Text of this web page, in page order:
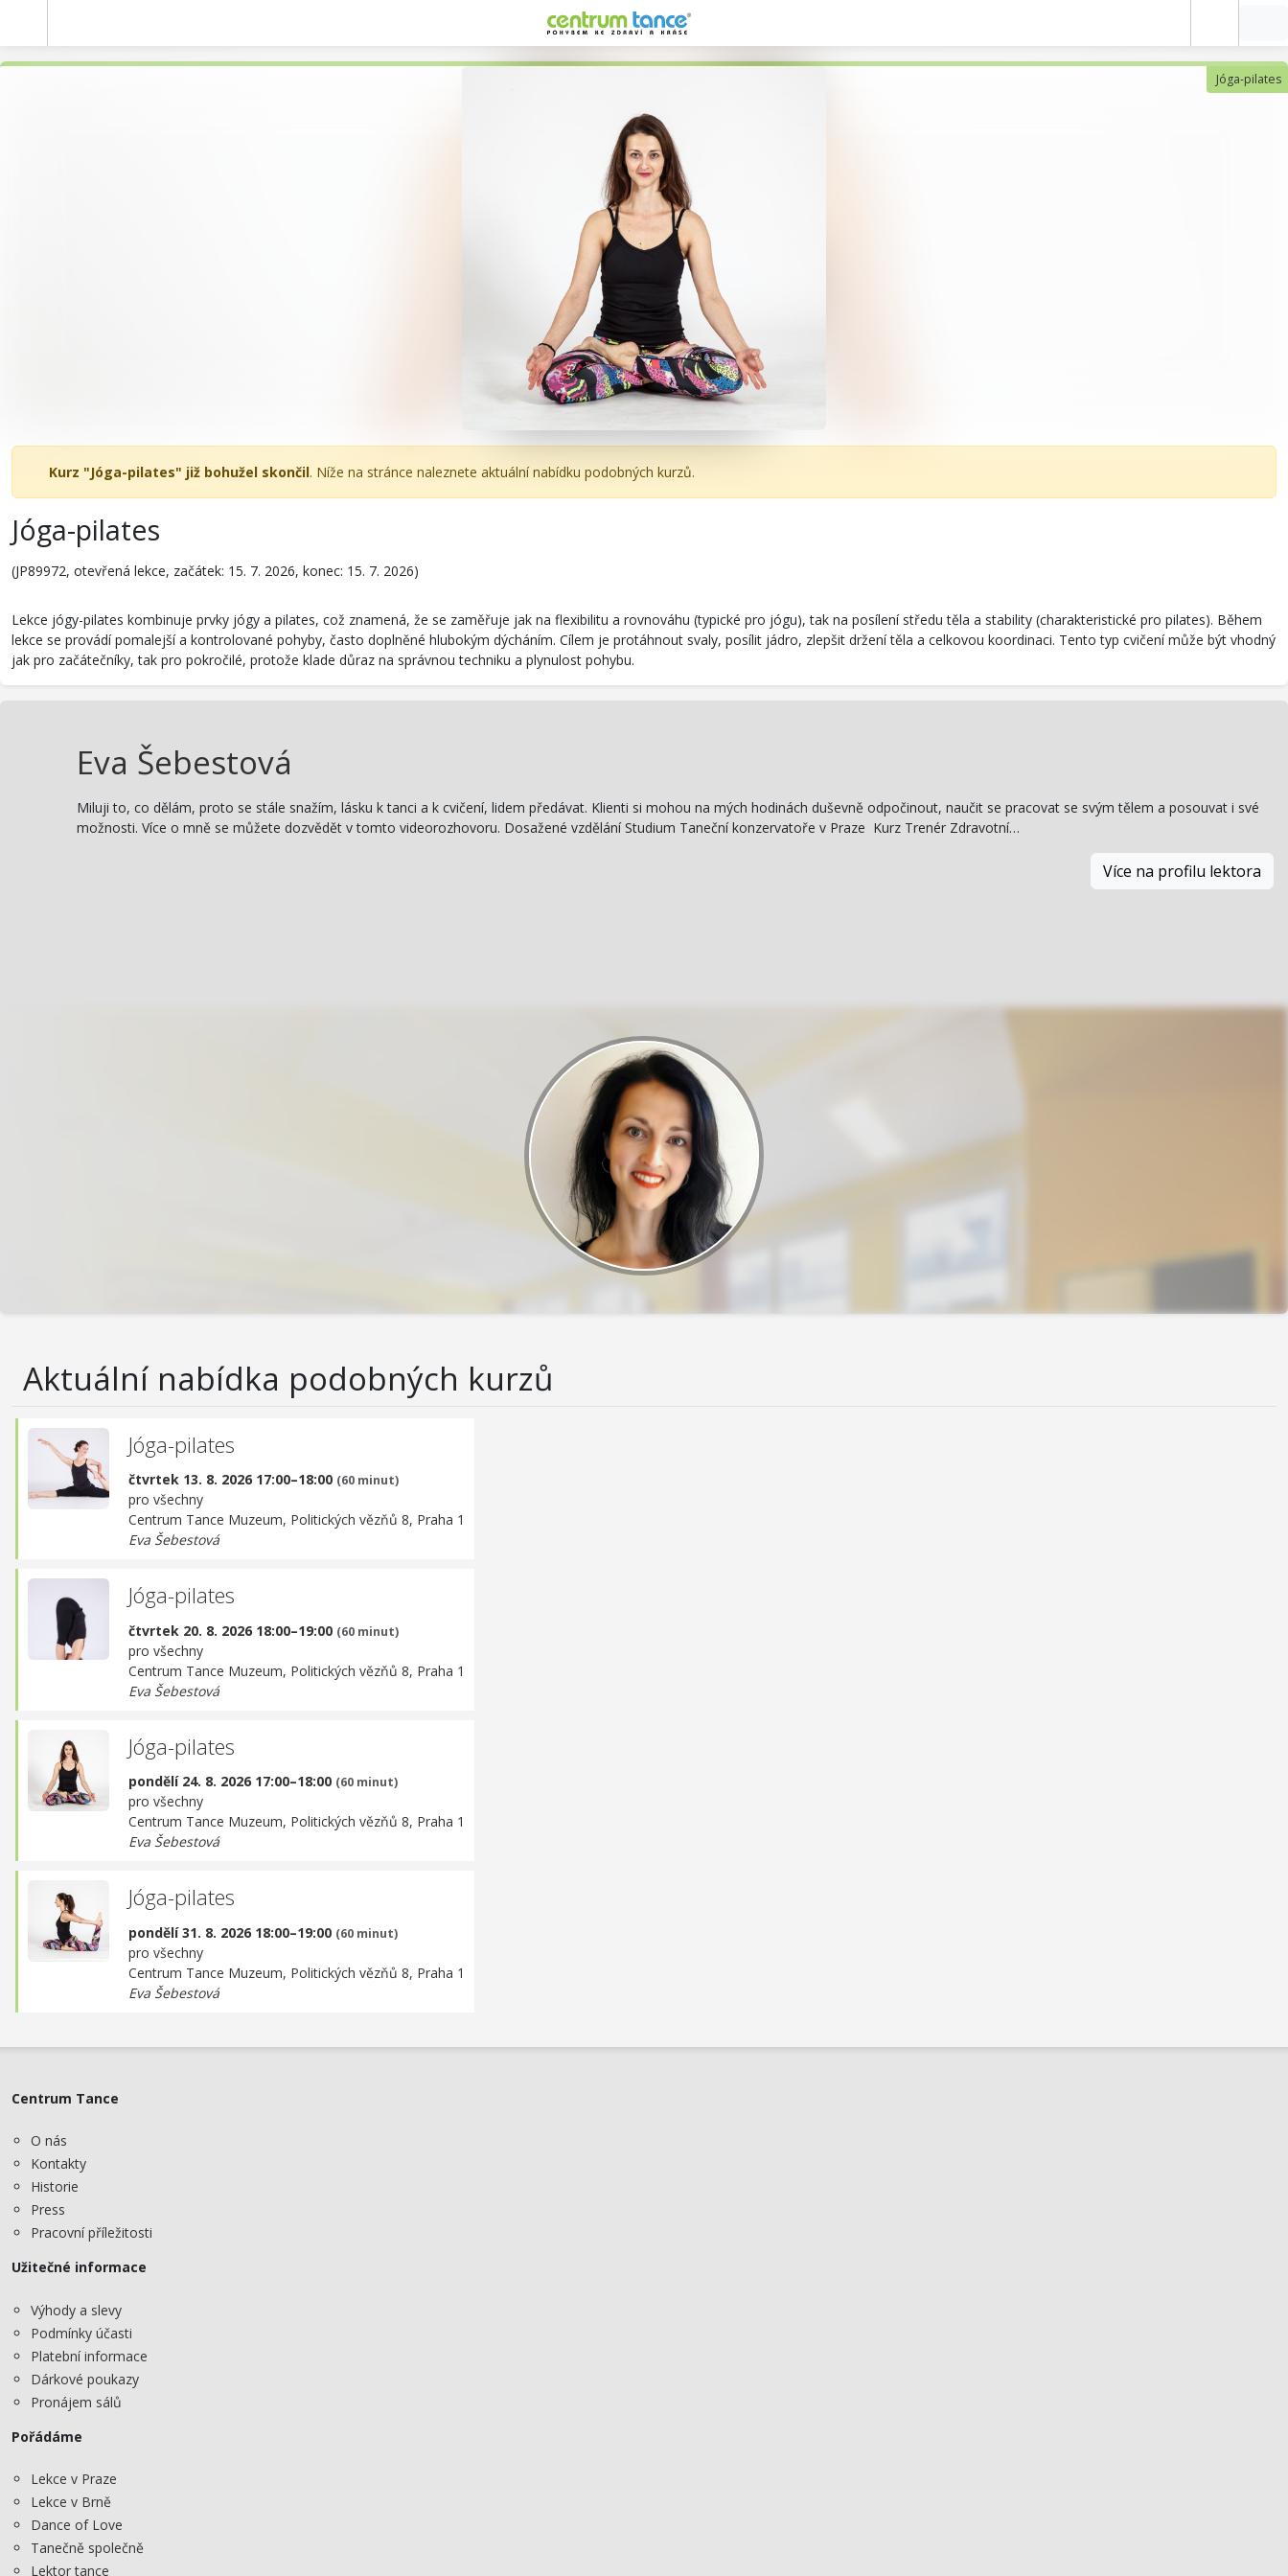
Jóga-pilates
Kurz "Jóga-pilates" již bohužel skončil. Níže na stránce naleznete aktuální nabídku podobných kurzů.
Jóga-pilates
(JP89972, otevřená lekce, začátek: 15. 7. 2026, konec: 15. 7. 2026)
Lekce jógy-pilates kombinuje prvky jógy a pilates, což znamená, že se zaměřuje jak na flexibilitu a rovnováhu (typické pro jógu), tak na posílení středu těla a stability (charakteristické pro pilates). Během
lekce se provádí pomalejší a kontrolované pohyby, často doplněné hlubokým dýcháním. Cílem je protáhnout svaly, posílit jádro, zlepšit držení těla a celkovou koordinaci. Tento typ cvičení může být vhodný
jak pro začátečníky, tak pro pokročilé, protože klade důraz na správnou techniku a plynulost pohybu.
Eva Šebestová
Miluji to, co dělám, proto se stále snažím, lásku k tanci a k cvičení, lidem předávat. Klienti si mohou na mých hodinách duševně odpočinout, naučit se pracovat se svým tělem a posouvat i své
možnosti. Více o mně se můžete dozvědět v tomto videorozhovoru. Dosažené vzdělání Studium Taneční konzervatoře v Praze Kurz Trenér Zdravotní…
Více na profilu lektora
Aktuální nabídka podobných kurzů
Jóga-pilates
čtvrtek 13. 8. 2026 17:00–18:00 (60 minut)
pro všechny
Centrum Tance Muzeum, Politických vězňů 8, Praha 1
Eva Šebestová
Jóga-pilates
čtvrtek 20. 8. 2026 18:00–19:00 (60 minut)
pro všechny
Centrum Tance Muzeum, Politických vězňů 8, Praha 1
Eva Šebestová
Jóga-pilates
pondělí 24. 8. 2026 17:00–18:00 (60 minut)
pro všechny
Centrum Tance Muzeum, Politických vězňů 8, Praha 1
Eva Šebestová
Jóga-pilates
pondělí 31. 8. 2026 18:00–19:00 (60 minut)
pro všechny
Centrum Tance Muzeum, Politických vězňů 8, Praha 1
Eva Šebestová
Centrum Tance
O nás
Kontakty
Historie
Press
Pracovní příležitosti
Užitečné informace
Výhody a slevy
Podmínky účasti
Platební informace
Dárkové poukazy
Pronájem sálů
Pořádáme
Lekce v Praze
Lekce v Brně
Dance of Love
Tanečně společně
Lektor tance